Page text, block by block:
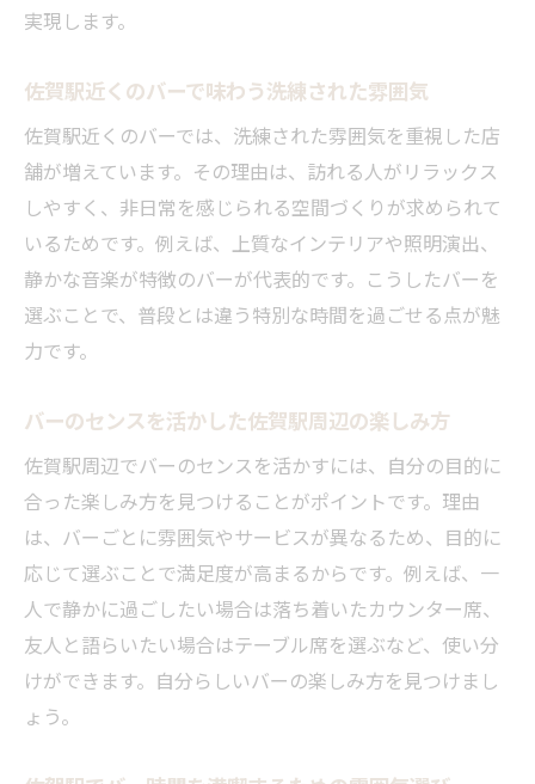
洗練されたバーの見極め方と佐賀駅周辺の
佐賀駅で大人のバー時間を満喫する選択の
ヒント
バーのセンスを重視した佐賀駅での夜の楽
しみ方
センス重視なら佐賀駅エリアのバーで決まり
佐賀駅エリアで見逃せないバーの特徴を解
説
バーのセンスを活かした佐賀駅での過ごし
方
佐賀駅エリアのバーで感じる洗練された空
間
センスあふれるバーを佐賀駅で楽しむコツ
佐賀駅エリアのバー選びに迷わないポイン
佐賀駅近くで楽しむ大人のバー時間の魅力
実現します。
佐賀駅近くのバーで味わう洗練された雰囲気
佐賀駅近くのバーでは、洗練された雰囲気を重視した店
舗が増えています。その理由は、訪れる人がリラックス
しやすく、非日常を感じられる空間づくりが求められて
いるためです。例えば、上質なインテリアや照明演出、
静かな音楽が特徴のバーが代表的です。こうしたバーを
選ぶことで、普段とは違う特別な時間を過ごせる点が魅
力です。
バーのセンスを活かした佐賀駅周辺の楽しみ方
佐賀駅周辺でバーのセンスを活かすには、自分の目的に
合った楽しみ方を見つけることがポイントです。理由
は、バーごとに雰囲気やサービスが異なるため、目的に
応じて選ぶことで満足度が高まるからです。例えば、一
人で静かに過ごしたい場合は落ち着いたカウンター席、
友人と語らいたい場合はテーブル席を選ぶなど、使い分
けができます。自分らしいバーの楽しみ方を見つけまし
ょう。